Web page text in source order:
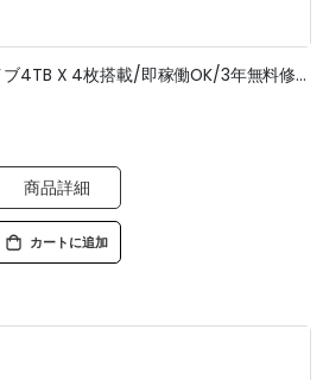
T-462A-4G-IR16T/ドライブ4TB X 4枚搭載/即稼働OK/3年無料修理保証
商品詳細
カートに追加